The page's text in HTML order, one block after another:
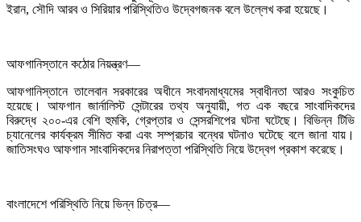
ইরান, সৌদি আরব ও সিরিয়ার পরিস্থিতিও উদ্বেগজনক বলে উল্লেখ করা হয়েছে।
আফগানিস্তানে কঠোর নিয়ন্ত্রণ—
আফগানিস্তানে তালেবান সরকারের অধীনে সংবাদমাধ্যমের স্বাধীনতা আরও সংকুচিত
হয়েছে। আফগান জার্নালিস্ট সেন্টারের তথ্য অনুযায়ী, গত এক বছরে সাংবাদিকদের
বিরুদ্ধে ২০০-এর বেশি হুমকি, গ্রেপ্তার ও সেন্সরশিপের ঘটনা ঘটেছে। বিভিন্ন টিভি
চ্যানেলের কার্যক্রম সীমিত করা এবং সম্প্রচার বন্ধের ঘটনাও ঘটেছে বলে জানা যায়।
জাতিসংঘও আফগান সাংবাদিকদের নিরাপত্তা পরিস্থিতি নিয়ে উদ্বেগ প্রকাশ করেছে।
বাংলাদেশে পরিস্থিতি নিয়ে ভিন্ন চিত্র—